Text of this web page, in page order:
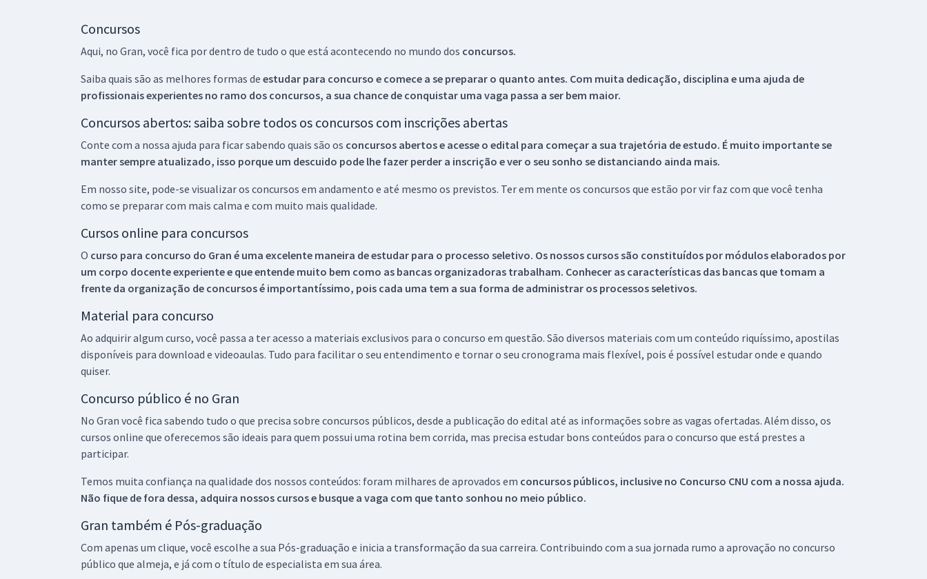
Concursos
Aqui, no Gran, você fica por dentro de tudo o que está acontecendo no mundo dos concursos.
Saiba quais são as melhores formas de estudar para concurso e comece a se preparar o quanto antes. Com muita dedicação, disciplina e uma ajuda de
profissionais experientes no ramo dos concursos, a sua chance de conquistar uma vaga passa a ser bem maior.
Concursos abertos: saiba sobre todos os concursos com inscrições abertas
Conte com a nossa ajuda para ficar sabendo quais são os concursos abertos e acesse o edital para começar a sua trajetória de estudo. É muito importante se
manter sempre atualizado, isso porque um descuido pode lhe fazer perder a inscrição e ver o seu sonho se distanciando ainda mais.
Em nosso site, pode-se visualizar os concursos em andamento e até mesmo os previstos. Ter em mente os concursos que estão por vir faz com que você tenha
como se preparar com mais calma e com muito mais qualidade.
Cursos online para concursos
O curso para concurso do Gran é uma excelente maneira de estudar para o processo seletivo. Os nossos cursos são constituídos por módulos elaborados por
um corpo docente experiente e que entende muito bem como as bancas organizadoras trabalham. Conhecer as características das bancas que tomam a
frente da organização de concursos é importantíssimo, pois cada uma tem a sua forma de administrar os processos seletivos.
Material para concurso
Ao adquirir algum curso, você passa a ter acesso a materiais exclusivos para o concurso em questão. São diversos materiais com um conteúdo riquíssimo, apostilas
disponíveis para download e videoaulas. Tudo para facilitar o seu entendimento e tornar o seu cronograma mais flexível, pois é possível estudar onde e quando
quiser.
Concurso público é no Gran
No Gran você fica sabendo tudo o que precisa sobre concursos públicos, desde a publicação do edital até as informações sobre as vagas ofertadas. Além disso, os
cursos online que oferecemos são ideais para quem possui uma rotina bem corrida, mas precisa estudar bons conteúdos para o concurso que está prestes a
participar.
Temos muita confiança na qualidade dos nossos conteúdos: foram milhares de aprovados em concursos públicos, inclusive no Concurso CNU com a nossa ajuda.
Não fique de fora dessa, adquira nossos cursos e busque a vaga com que tanto sonhou no meio público.
Gran também é Pós-graduação
Com apenas um clique, você escolhe a sua Pós-graduação e inicia a transformação da sua carreira. Contribuindo com a sua jornada rumo a aprovação no concurso
público que almeja, e já com o título de especialista em sua área.